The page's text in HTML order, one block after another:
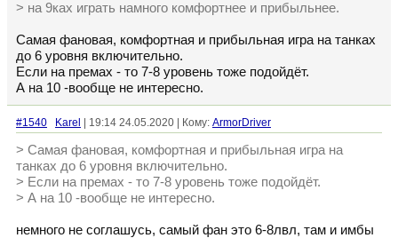
> на 9ках играть намного комфортнее и прибыльнее.
Самая фановая, комфортная и прибыльная игра на танках
до 6 уровня включительно.
Если на премах - то 7-8 уровень тоже подойдёт.
А на 10 -вообще не интересно.
#1540 Karel | 19:14 24.05.2020 | Кому: ArmorDriver
> Самая фановая, комфортная и прибыльная игра на
танках до 6 уровня включительно.
> Если на премах - то 7-8 уровень тоже подойдёт.
> А на 10 -вообще не интересно.
немного не соглашусь, самый фан это 6-8лвл, там и имбы